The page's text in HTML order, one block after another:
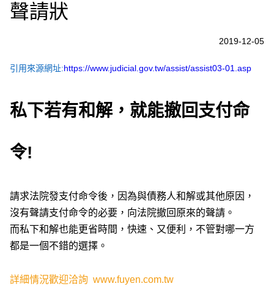
聲請狀
2019-12-05
引用來源網址:https://www.judicial.gov.tw/assist/assist03-01.asp
私下若有和解，就能撤回支付命
令!
請求法院發支付命令後，因為與債務人和解或其他原因，
沒有聲請支付命令的必要，向法院撤回原來的聲請。
而私下和解也能更省時間，快速、又便利，不管對哪一方
都是一個不錯的選擇。
詳細情況歡迎洽詢www.fuyen.com.tw